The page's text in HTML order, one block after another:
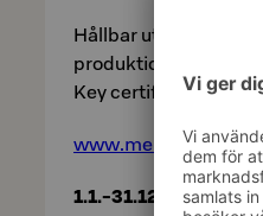
Hållbar utveckling,
produktionen av
Key certifikatet som
1.1.-31.12.2026